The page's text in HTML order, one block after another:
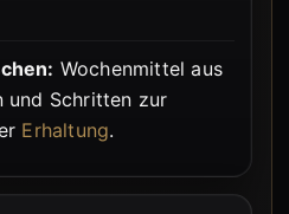
Wochenmittel aus
und Schritten zur
Erhaltung.